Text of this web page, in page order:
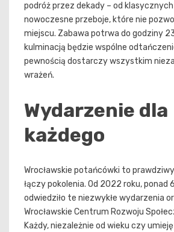
podróż przez dekady – od
nowoczesne przeboje, które nie
miejscu. Zabawa potrwa do godziny
kulminacją będzie wspólne
pewnością dostarczy wszystkim
wrażeń.
Wydarzenie dla
każdego
Wrocławskie potańcówki to
łączy pokolenia. Od 2022 roku, ponad
odwiedziło te niezwykłe wydarzenia
Wrocławskie Centrum Rozwoju
Każdy, niezależnie od wieku czy